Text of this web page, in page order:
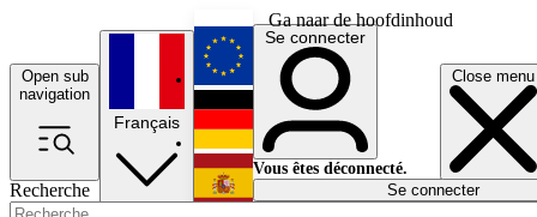
Ga naar de hoofdinhoud
Open sub
navigation
Close menu
Recherche
Français
English
Deutsch
Español
Se connecter
Vous êtes déconnecté.
Se connecter